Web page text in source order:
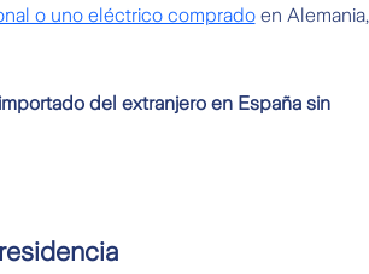
o uno eléctrico compradoen Alemania,
del extranjero en España sin